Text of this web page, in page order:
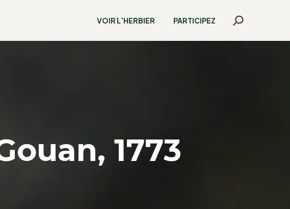
VOIR L’HERBIER PARTICIPEZ
Recherche
1773